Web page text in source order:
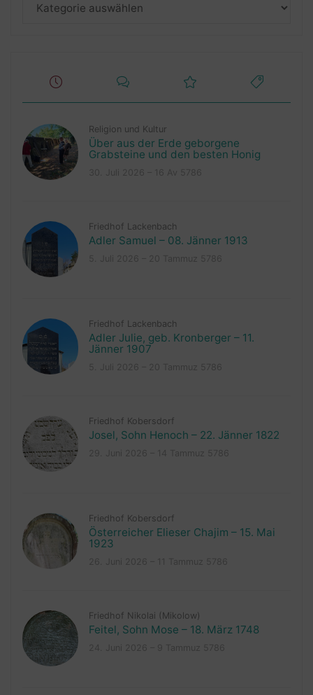
Religion und Kultur
Über aus der Erde geborgene
Grabsteine und den besten Honig
Friedhof Lackenbach
Adler Samuel – 08. Jänner 1913
Friedhof Lackenbach
Adler Julie, geb. Kronberger – 11.
Jänner 1907
Friedhof Kobersdorf
Josel, Sohn Henoch – 22. Jänner 1822
Friedhof Kobersdorf
Österreicher Elieser Chajim – 15. Mai
1923
Friedhof Nikolai (Mikolow)
Feitel, Sohn Mose – 18. März 1748